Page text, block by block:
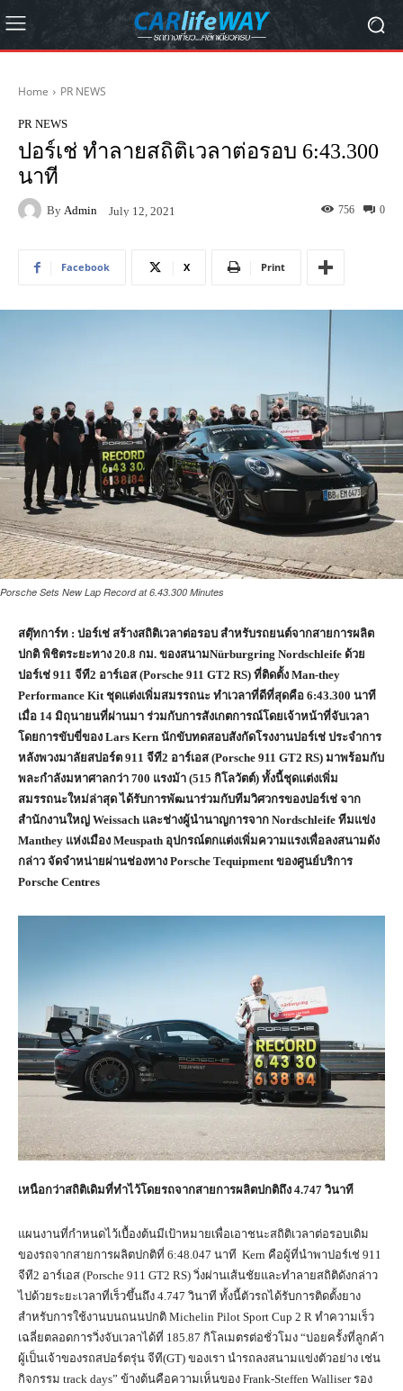
Home PR NEWS
PR NEWS
ปอร์เช่ ทำลายสถิติเวลาต่อรอบ 6:43.300
นาที
By Admin July 12, 2021 0
756
Facebook X Print
Porsche Sets New Lap Record at 6.43.300 Minutes
สตุ๊ทการ์ท : ปอร์เช่ สร้างสถิติเวลาต่อรอบ สำหรับรถยนต์จากสายการผลิต
ปกติ พิชิตระยะทาง 20.8 กม. ของสนามNürburgring Nordschleife ด้วย
ปอร์เช่ 911 จีที2 อาร์เอส (Porsche 911 GT2 RS) ที่ติดตั้ง Man-they
Performance Kit ชุดแต่งเพิ่มสมรรถนะ ทำเวลาที่ดีที่สุดคือ 6:43.300 นาที
เมื่อ 14 มิถุนายนที่ผ่านมา ร่วมกับการสังเกตการณ์โดยเจ้าหน้าที่จับเวลา
โดยการขับขี่ของ Lars Kern นักขับทดสอบสังกัดโรงงานปอร์เช่ ประจำการ
หลังพวงมาลัยสปอร์ต 911 จีที2 อาร์เอส (Porsche 911 GT2 RS) มาพร้อมกับ
พละกำลังมหาศาลกว่า 700 แรงม้า (515 กิโลวัตต์) ทั้งนี้ชุดแต่งเพิ่ม
สมรรถนะใหม่ล่าสุด ได้รับการพัฒนาร่วมกับทีมวิศวกรของปอร์เช่ จาก
สำนักงานใหญ่ Weissach และช่างผู้นำนาญการจาก Nordschleife ทีมแข่ง
Manthey แห่งเมือง Meuspath อุปกรณ์ตกแต่งเพิ่มความแรงเพื่อลงสนามดัง
กล่าว จัดจำหน่ายผ่านช่องทาง Porsche Tequipment ของศูนย์บริการ
Porsche Centres
เหนือกว่าสถิติเดิมที่ทำไว้โดยรถจากสายการผลิตปกติถึง 4.747 วินาที
แผนงานที่กำหนดไว้เบื้องต้นมีเป้าหมายเพื่อเอาชนะสถิติเวลาต่อรอบเดิม
ของรถจากสายการผลิตปกติที่ 6:48.047 นาที Kern คือผู้ที่นำพาปอร์เช่ 911
จีที2 อาร์เอส (Porsche 911 GT2 RS) วิ่งผ่านเส้นชัยและทำลายสถิติดังกล่าว
ไปด้วยระยะเวลาที่เร็วขึ้นถึง 4.747 วินาที ทั้งนี้ตัวรถได้รับการติดตั้งยาง
สำหรับการใช้งานบนถนนปกติ Michelin Pilot Sport Cup 2 R ทำความเร็ว
เฉลี่ยตลอดการวิ่งจับเวลาได้ที่ 185.87 กิโลเมตรต่อชั่วโมง “บ่อยครั้งที่ลูกค้า
ผู้เป็นเจ้าของรถสปอร์ตรุ่น จีที(GT) ของเรา นำรถลงสนามแข่งตัวอย่าง เช่น
กิจกรรม track days” ข้างต้นคือความเห็นของ Frank-Steffen Walliser รอง